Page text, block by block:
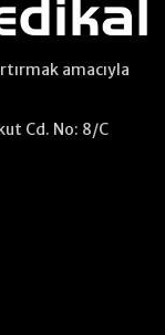
amacıyla
Cd. No: 8/C